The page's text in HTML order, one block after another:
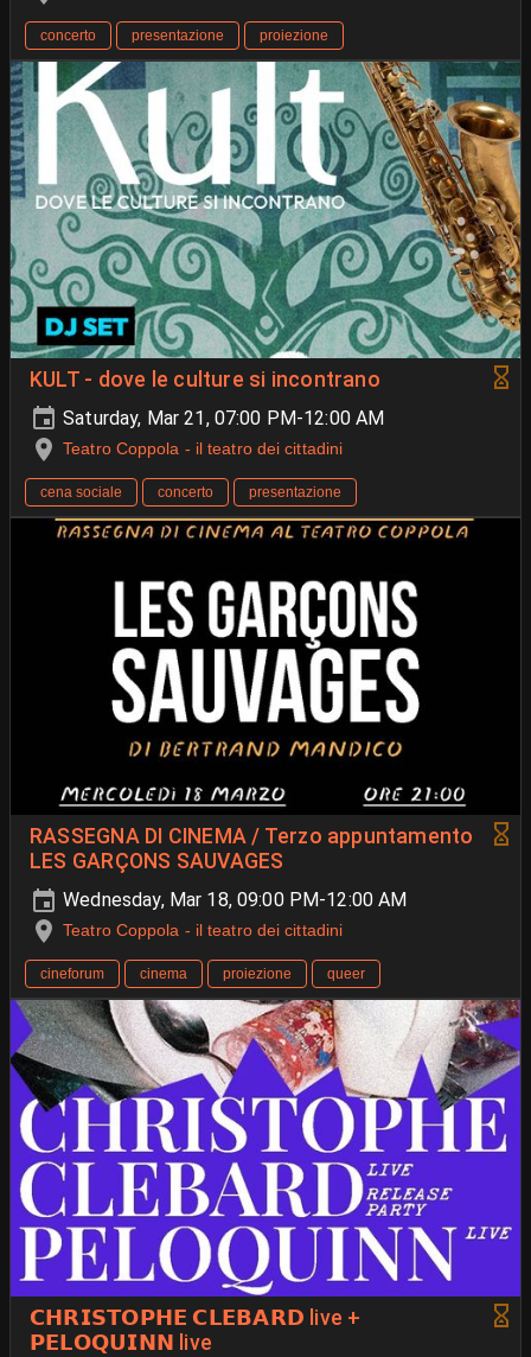
concerto presentazione proiezione
KULT - dove le culture si incontrano
Saturday, Mar 21, 07:00 PM-12:00 AM
Teatro Coppola - il teatro dei cittadini
cena sociale concerto presentazione
RASSEGNA DI CINEMA / Terzo appuntamento
LES GARÇONS SAUVAGES
Wednesday, Mar 18, 09:00 PM-12:00 AM
Teatro Coppola - il teatro dei cittadini
cineforum cinema proiezione queer
𝗖𝗛𝗥𝗜𝗦𝗧𝗢𝗣𝗛𝗘 𝗖𝗟𝗘‌𝗕𝗔𝗥𝗗 live +
𝗣𝗘𝗟𝗢𝗤𝗨𝗜𝗡𝗡 live